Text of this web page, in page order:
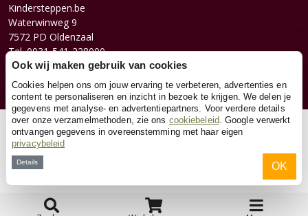
Kindersteppen.be
Waterwinweg 9
7572 PD Oldenzaal
Tel. 0031-541-228000
Facebook
Instagram
© 2026 Toyfan BV
Ook wij maken gebruik van cookies
Cookies helpen ons om jouw ervaring te verbeteren, advertenties en
content te personaliseren en inzicht in bezoek te krijgen. We delen je
gegevens met analyse- en advertentiepartners. Voor verdere details
over onze verzamelmethoden, zie ons cookiebeleid. Google verwerkt
ontvangen gegevens in overeenstemming met haar eigen
privacybeleid
Details OK